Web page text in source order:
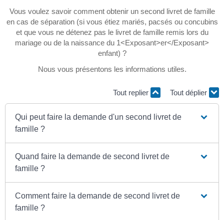
Vous voulez savoir comment obtenir un second livret de famille
en cas de séparation (si vous étiez mariés, pacsés ou concubins
et que vous ne détenez pas le livret de famille remis lors du
mariage ou de la naissance du 1<Exposant>er</Exposant>
enfant) ?
Nous vous présentons les informations utiles.
Tout replier Tout déplier
Qui peut faire la demande d'un second livret de
famille ?
Quand faire la demande de second livret de
famille ?
Comment faire la demande de second livret de
famille ?